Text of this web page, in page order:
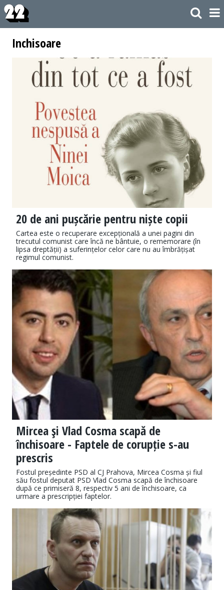
Inchisoare
20 de ani pușcărie pentru niște copii
Cartea este o recuperare excepțională a unei pagini din
trecutul comunist care încă ne bântuie, o rememorare (în
lipsa dreptății) a suferințelor celor care nu au îmbrățișat
regimul comunist.
Mircea şi Vlad Cosma scapă de
închisoare - Faptele de corupție s-au
prescris
Fostul președinte PSD al CJ Prahova, Mircea Cosma și fiul
său fostul deputat PSD Vlad Cosma scapă de închisoare
după ce primiseră 8, respectiv 5 ani de închisoare, ca
urmare a prescripției faptelor.